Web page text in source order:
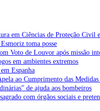
em Ciências de Proteção Civil
toma posse
Voto de Louvor após missão
em ambientes extremos
Espanha
ao Cumprimento das Medidas
de ajuda aos bombeiros
com órgãos sociais e